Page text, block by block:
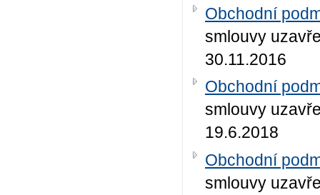
Obchodní
smlouvy
30.11.2016
Obchodní
smlouvy
19.6.2018
Obchodní
smlouvy